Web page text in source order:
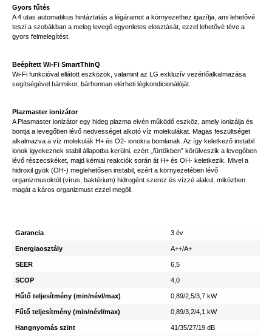
Gyors fűtés
A 4 utas automatikus hintáztatás a légáramot a környezethez igazítja, ami lehetővé
teszi a szobákban a meleg levegő egyenletes elosztását, ezzel lehetővé téve a
gyors felmelegítést.
Beépített Wi-Fi SmartThinQ
Wi-Fi funkcióval ellátott eszközök, valamint az LG exkluzív vezérlőalkalmazása
segítségével bármikor, bárhonnan elérheti légkondicionálóját.
Plazmaster ionizátor
A Plasmaster ionizátor egy hideg plazma elvén működő eszköz, amely ionizálja és
bontja a levegőben lévő nedvességet alkotó víz molekulákat. Magas feszültséget
alkalmazva a víz molekulák H+ és O2- ionokra bomlanak. Az így keletkező instabil
ionok igyekeznek stabil állapotba kerülni, ezért „fürtökben” körülveszik a levegőben
lévő részecskéket, majd kémiai reakciók során át H+ és OH- keletkezik. Mivel a
hidroxil gyök (OH-) meglehetősen instabil, ezért a környezetében lévő
organizmusoktól (vírus, baktérium) hidrogént szerez és vízzé alakul, miközben
magát a káros organizmust ezzel megöli.
Garancia 3 év
Energiaosztály A++/A+
SEER 6,5
SCOP 4,0
Hűtő teljesítmény (min/névl/max) 0,89/2,5/3,7 kW
Fűtő teljesítmény (min/névl/max) 0,89/3,2/4,1 kW
Hangnyomás szint 41/35/27/19 dB